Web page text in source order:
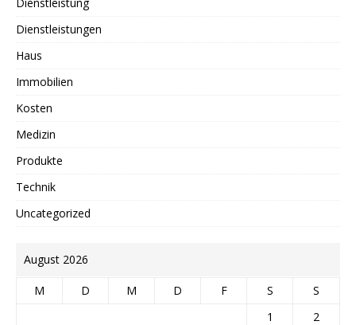
Dienstleistungen
Haus
Immobilien
Kosten
Medizin
Produkte
Technik
Uncategorized
August 2026
M D M D F S
S
1
2